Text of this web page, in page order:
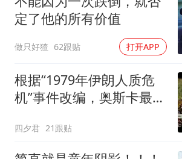
定了他的所有价值
做只好猹 62跟贴 打开APP
根据“1979年伊朗人质危
机”事件改编，奥斯卡最佳
四夕君 21跟贴